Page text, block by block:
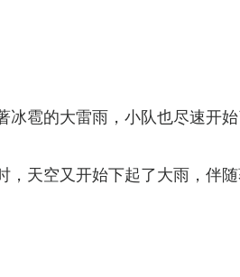
雹的大雷雨，小队也尽速开始
天空又开始下起了大雨，伴